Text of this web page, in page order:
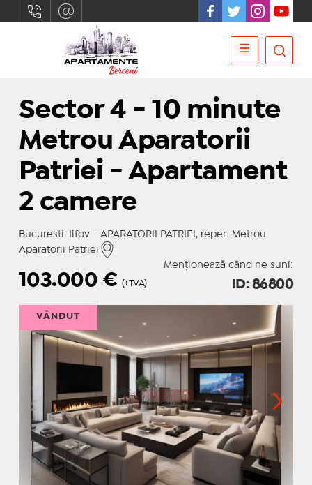
Sector 4 - 10 minute
Metrou Aparatorii
Patriei - Apartament
2 camere
Bucuresti-Ilfov - APARATORII PATRIEI, reper: Metrou
Aparatorii Patriei
Menționează când ne suni:
103.000 € (+TVA) ID: 86800
VÂNDUT